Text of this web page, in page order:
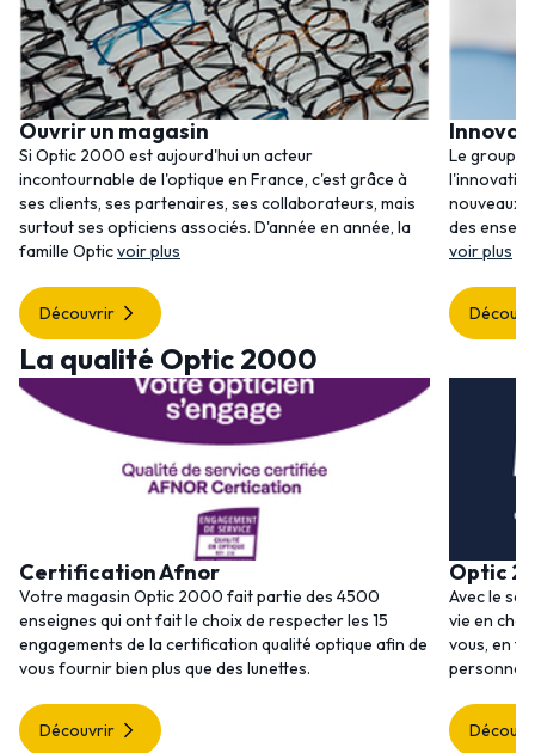
Ouvrir un magasin
Si Optic 2000 est aujourd'hui un acteur
incontournable de l'optique en France, c'est grâce à
ses clients, ses partenaires, ses collaborateurs, mais
surtout ses opticiens associés. D'année en année, la
famille Opticvoir plus
Découvrir
Le
nouveaux
des
voir plus
La qualité Optic 2000
Certification Afnor
Votre magasin Optic 2000 fait partie des 4500
enseignes qui ont fait le choix de respecter les 15
engagements de la certification qualité optique afin de
vous fournir bien plus que des lunettes.
Découvrir
Optic
Avec le
vie en
vous, en